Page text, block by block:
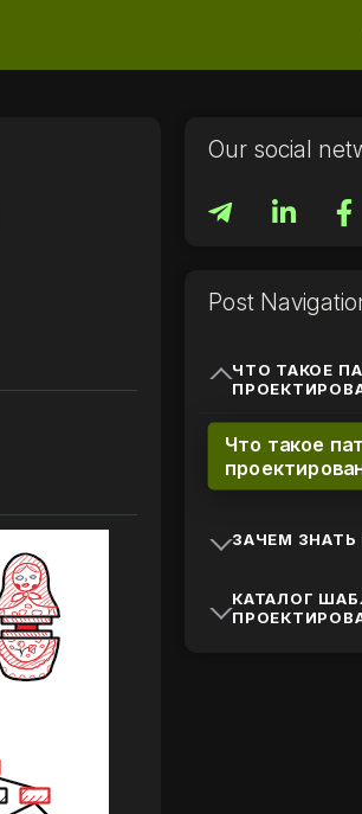
Our social
Post
ЧТО ТАКОЕ
Что такое
ЗАЧЕМ ЗНАТЬ
КАТАЛОГ